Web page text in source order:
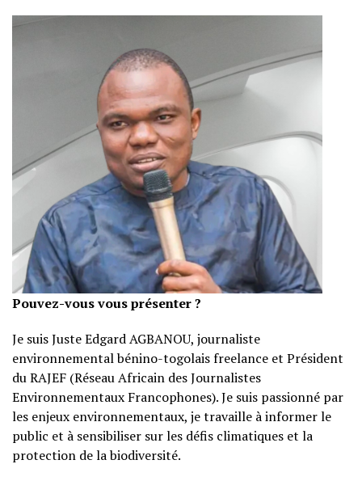
Pouvez-vous vous présenter ?
Je suis Juste Edgard AGBANOU, journaliste
environnemental bénino-togolais freelance et Président
du RAJEF (Réseau Africain des Journalistes
Environnementaux Francophones). Je suis passionné par
les enjeux environnementaux, je travaille à informer le
public et à sensibiliser sur les défis climatiques et la
protection de la biodiversité.